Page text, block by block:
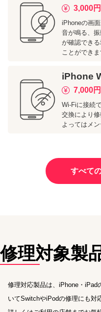
3,000
iPhoneの画
音が鳴る、
が確認でき
ことができま
iPhone
7,000
Wi-Fiに接続
交換により
よってはメ
すべて
修理対象製
修理対応製品は、iPhone・iPad
いてSwitchやiPodの修理にも対